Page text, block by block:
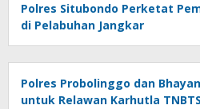
Polres Situbondo Perketat
di Pelabuhan Jangkar
Polres Probolinggo dan
untuk Relawan Karhutla